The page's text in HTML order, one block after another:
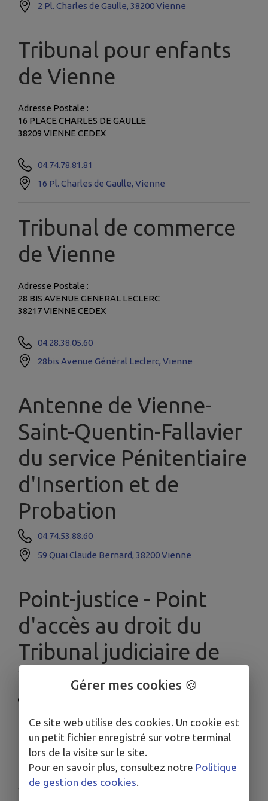
2 Pl. Charles de Gaulle, 38200 Vienne
Tribunal pour enfants
de Vienne
Adresse Postale :
16 PLACE CHARLES DE GAULLE
38209 VIENNE CEDEX
04.74.78.81.81
16 Pl. Charles de Gaulle, Vienne
Tribunal de commerce
de Vienne
Adresse Postale :
28 BIS AVENUE GENERAL LECLERC
38217 VIENNE CEDEX
04.28.38.05.60
28bis Avenue Général Leclerc, Vienne
Antenne de Vienne-
Saint-Quentin-Fallavier
du service Pénitentiaire
d'Insertion et de
Probation
04.74.53.88.60
59 Quai Claude Bernard, 38200 Vienne
Point-justice - Point
d'accès au droit du
Tribunal judiciaire de
Vienne
04.74.78.05.58
38209 Place du Château, Vienne
Bureau d'aide aux
victimes du tribunal
Gérer mes cookies 🍪
Ce site web utilise des cookies. Un cookie est
un petit fichier enregistré sur votre terminal
lors de la visite sur le site.
Pour en savoir plus, consultez notre Politique
de gestion des cookies